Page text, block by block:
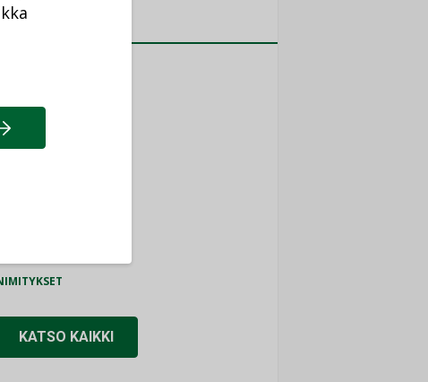
KATSO KAIKKI